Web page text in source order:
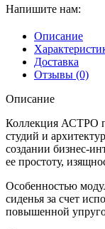
Напишите нам:
Описание
Доставка
Отзывы (0)
Описание
Коллекция АСТРО
студий и
создании бизнес-
ее простоту,
Особенностью
сиденья за счет
повышенной